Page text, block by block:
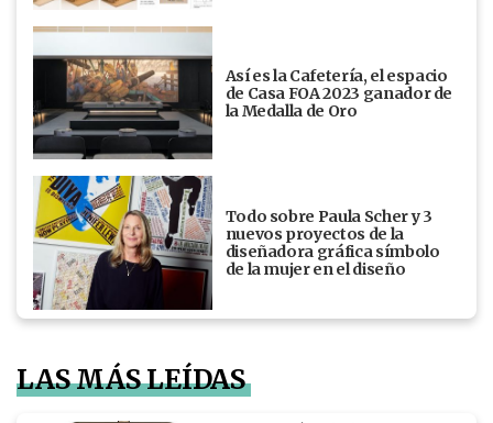
Así es la Cafetería, el espacio
de Casa FOA 2023 ganador de
la Medalla de Oro
Todo sobre Paula Scher y 3
nuevos proyectos de la
diseñadora gráfica símbolo
de la mujer en el diseño
LAS MÁS LEÍDAS